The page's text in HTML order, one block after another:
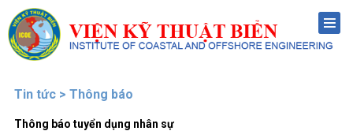
Menu
Tin tức > Thông báo
Thông báo tuyển dụng nhân sự